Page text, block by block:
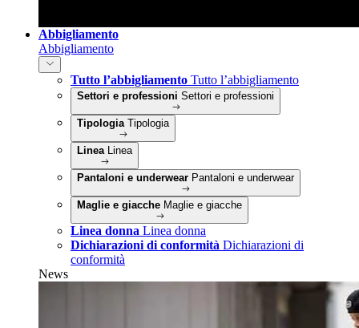
Abbigliamento
Abbigliamento
Tutto l’abbigliamento Tutto l’abbigliamento
Settori e professioni Settori e professioni
Tipologia Tipologia
Linea Linea
Pantaloni e underwear Pantaloni e underwear
Maglie e giacche Maglie e giacche
Linea donna Linea donna
Dichiarazioni di conformità Dichiarazioni di
conformità
News